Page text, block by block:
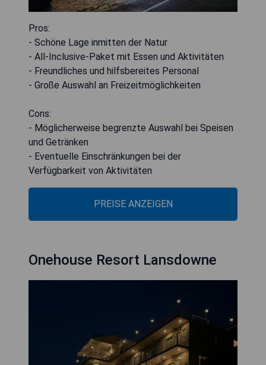
Pros:
- Schöne Lage inmitten der Natur
- All-Inclusive-Paket mit Essen und Aktivitäten
- Freundliches und hilfsbereites Personal
- Große Auswahl an Freizeitmöglichkeiten
Cons:
- Möglicherweise begrenzte Auswahl bei Speisen
und Getränken
- Eventuelle Einschränkungen bei der
Verfügbarkeit von Aktivitäten
PREISE ANZEIGEN
Onehouse Resort Lansdowne